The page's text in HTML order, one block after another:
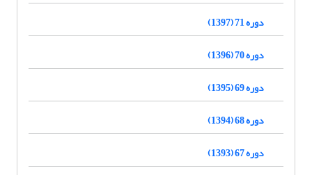
دوره 71 (1397)
دوره 70 (1396)
دوره 69 (1395)
دوره 68 (1394)
دوره 67 (1393)